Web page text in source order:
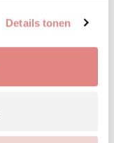
Details tonen